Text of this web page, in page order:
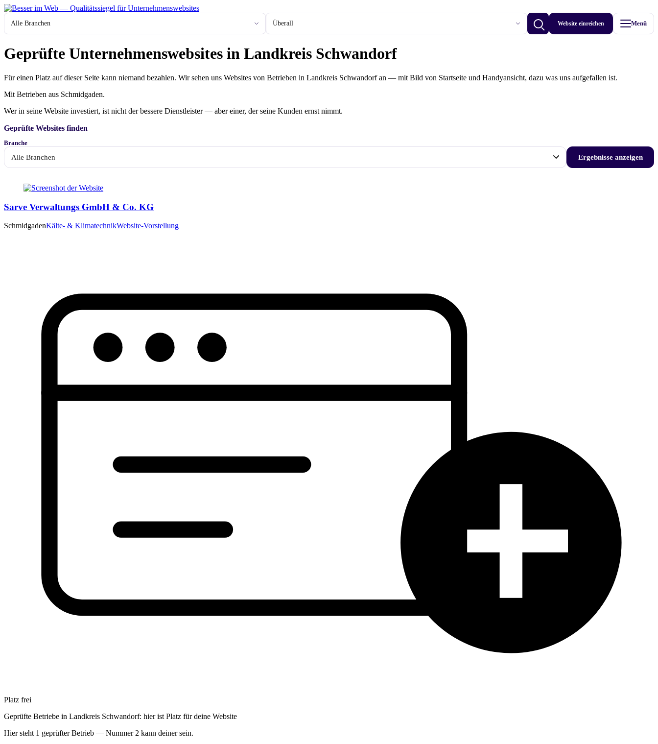
Zum
Inhalt
springen
Branche Stadt oder Region
Betriebe anzeigen
Website einreichen Menü
Geprüfte Unternehmenswebsites in Landkreis Schwandorf
Für einen Platz auf dieser Seite kann niemand bezahlen. Wir sehen uns Websites von Betrieben in Landkreis Schwandorf an — mit Bild von Startseite und Handyansicht, dazu was uns aufgefallen ist.
Mit Betrieben aus Schmidgaden.
Wer in seine Website investiert, ist nicht der bessere Dienstleister — aber einer, der seine Kunden ernst nimmt.
Geprüfte Websites finden
Branche
Ergebnisse anzeigen
geprüften
in
Sarve Verwaltungs GmbH & Co. KG
SchmidgadenKälte- & KlimatechnikWebsite-Vorstellung
Platz frei
Geprüfte Betriebe in Landkreis Schwandorf: hier ist Platz für deine Website
Hier steht 1 geprüfter Betrieb — Nummer 2 kann deiner sein.